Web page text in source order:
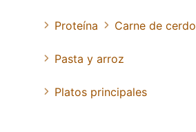
Proteína Carne de cerdo
Pasta y arroz
Platos principales